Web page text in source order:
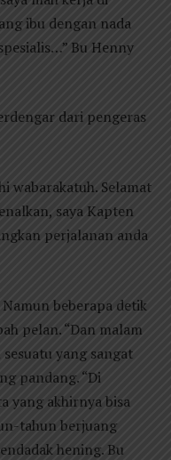
ibu dengan nada
Bu Henny
dari pengeras
wabarakatuh. Selamat
saya Kapten
perjalanan anda
Namun beberapa detik
pelan. “Dan malam
yang sangat
pandang. “Di
yang akhirnya bisa
tahun berjuang
hening. Bu